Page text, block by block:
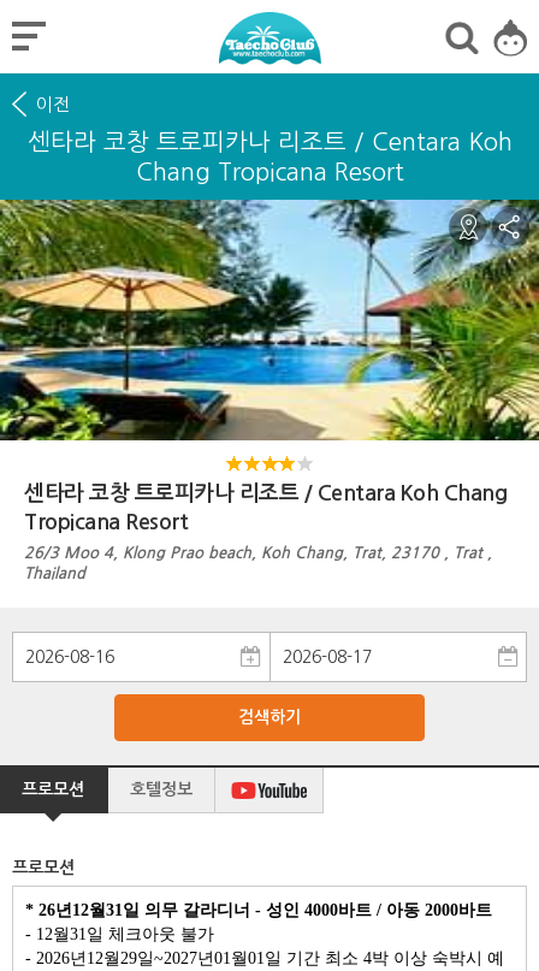
이전
센타라 코창 트로피카나 리조트 / Centara Koh
Chang Tropicana Resort
센타라 코창 트로피카나 리조트 / Centara Koh Chang
Tropicana Resort
26/3 Moo 4, Klong Prao beach, Koh Chang, Trat, 23170 , Trat ,
Thailand
검색하기
프로모션 호텔정보
프로모션
* 26년12월31일 의무 갈라디너 - 성인 4000바트 / 아동 2000바트
- 12월31일 체크아웃 불가
- 2026년12월29일~2027년01월01일 기간 최소 4박 이상 숙박시 예